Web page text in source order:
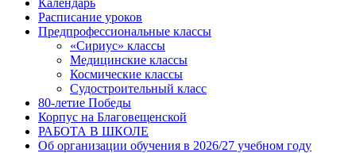
Календарь
Расписание уроков
Предпрофессиональные классы
«Сириус» классы
Медицинские классы
Космические классы
Судостроительный класс
80-летие Победы
Корпус на Благовещенской
РАБОТА В ШКОЛЕ
Об организации обучения в 2026/27 учебном году